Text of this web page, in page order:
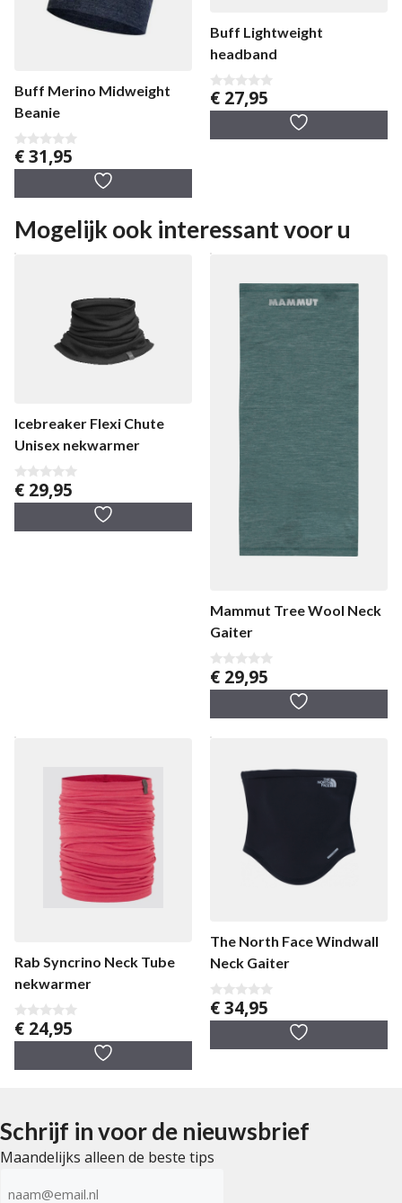
Buff Merino Midweight
Beanie
0
v
€31,95
Buff Lightweight
headband
0
v
€ 27,95
Mogelijk ook interessant voor u
Icebreaker Flexi Chute
Unisex nekwarmer
0
v
5
€ 29,95
Mammut Tree Wool Neck
Gaiter
0
v
€ 29,95
Rab Syncrino Neck Tube
nekwarmer
0
v
5
€ 24,95
The North Face Windwall
Neck Gaiter
0
v
5
€34,95
Schrijf in voor de nieuwsbrief
Maandelijks alleen de beste tips
mailadres